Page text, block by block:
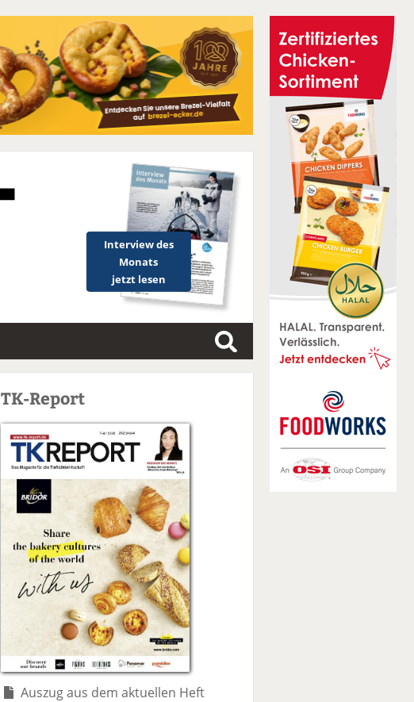
Interview des
Monats
jetzt lesen
S
u
TK-Report
Auszug aus dem aktuellen Heft